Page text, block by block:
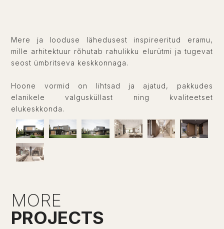
Mere ja looduse lähedusest inspireeritud eramu,
mille arhitektuur rõhutab rahulikku elurütmi ja tugevat
seost ümbritseva keskkonnaga.
Hoone vormid on lihtsad ja ajatud, pakkudes
elanikele valgusküllast ning kvaliteetset
elukeskkonda.
MORE
PROJECTS